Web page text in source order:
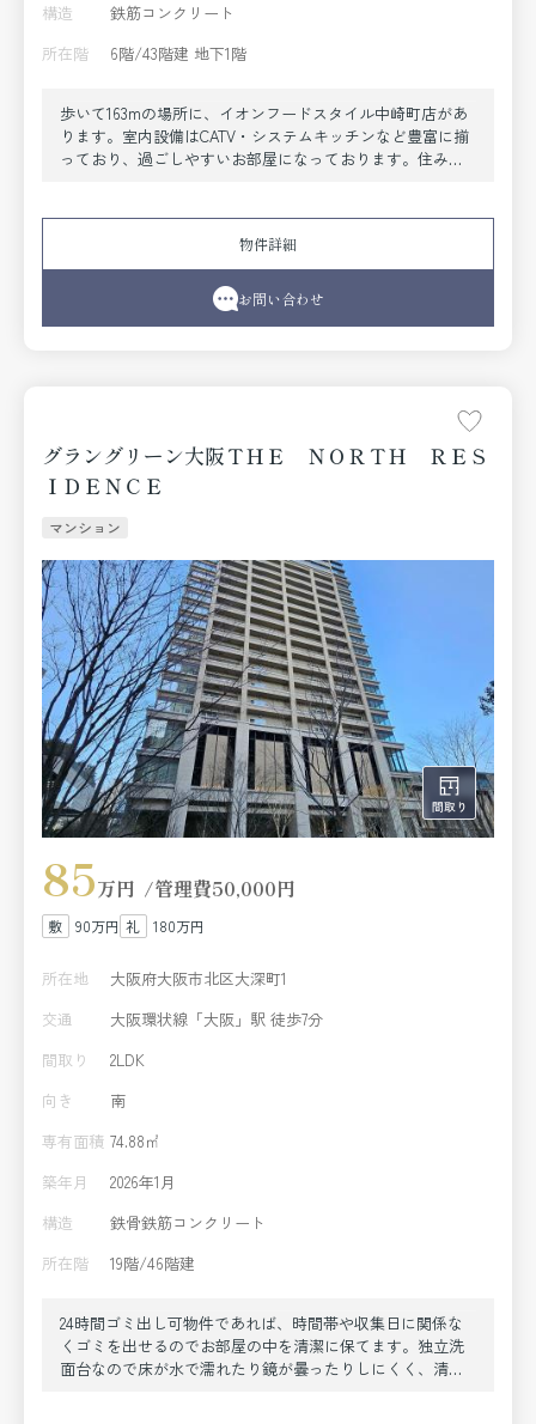
構造
鉄筋コンクリート
所在階
6階/43階建 地下1階
歩いて163mの場所に、イオンフードスタイル中崎町店があ
ります。室内設備はCATV・システムキッチンなど豊富に揃
っており、過ごしやすいお部屋になっております。住み心
を手に入れましょう。こちらのお部屋で新しい生活を始め
てみませんか。大阪市北区エリアや地下鉄谷町線中崎町近
くでお部屋探しをするなら、当社にお任せ下さい。お客様
の求めるお部屋がきっと見つかります。
物件詳細
お問い合わせ
グラングリーン大阪ＴＨＥ ＮＯＲＴＨ ＲＥＳ
ＩＤＥＮＣＥ
マンション
85万円 管理費50,000円
90万円 180万円
所在地
大阪府大阪市北区大深町1
交通
大阪環状線「大阪」駅 徒歩7分
間取り
2LDK
向き
南
専有面積 74.88㎡
築年月
2026年1月
構造
鉄骨鉄筋コンクリート
所在階
19階/46階建
24時間ゴミ出し可物件であれば、時間帯や収集日に関係な
くゴミを出せるのでお部屋の中を清潔に保てます。独立洗
面台なので床が水で濡れたり鏡が曇ったりしにくく、清潔